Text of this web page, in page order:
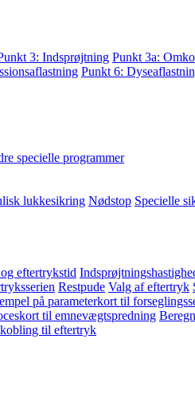
3: Indsprøjtning Punkt 3a:
Punkt 6:
specielle programmer
lukkesikring Nødstop Specielle
eftertrykstid
Restpude Valg af eftertryk
på parameterkort til
til emnevægtspredning
til eftertryk